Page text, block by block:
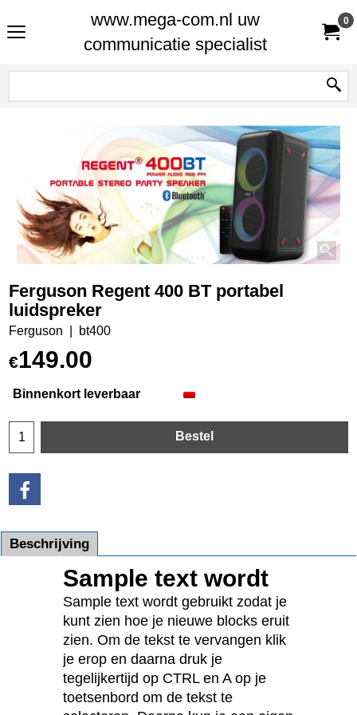
www.mega-com.nl uw
communicatie specialist
0
Ferguson Regent 400 BT portabel
luidspreker
Ferguson bt400
€149.00
Binnenkort leverbaar
Bestel
Beschrijving
Sample text wordt
Sample text wordt gebruikt zodat je
kunt zien hoe je nieuwe blocks eruit
zien. Om de tekst te vervangen klik
je erop en daarna druk je
tegelijkertijd op CTRL en A op je
toetsenbord om de tekst te